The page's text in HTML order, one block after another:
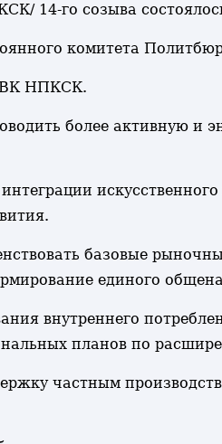
14-го созыва
комитета
ВК НПКСК.
более активную и
базовые
единого
внутреннего
планов по
частным